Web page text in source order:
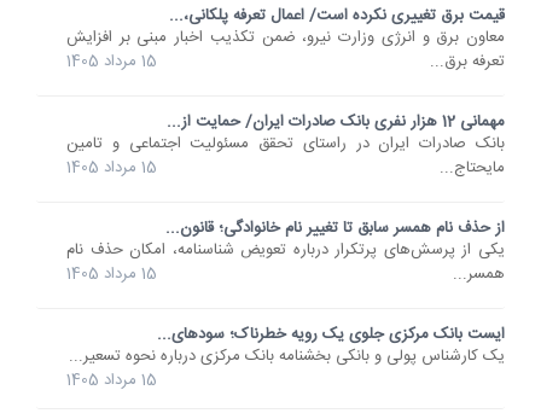
قیمت برق تغییری نکرده است/ اعمال تعرفه پلکانی،...
معاون برق و انرژی وزارت نیرو، ضمن تکذیب اخبار مبنی بر افزایش
تعرفه برق...
15 مرداد 1405
مهمانی 12 هزار نفری بانک صادرات ایران/ حمایت از...
​بانک صادرات ایران در راستای تحقق مسئولیت اجتماعی و تامین
مایحتاج...
15 مرداد 1405
از حذف نام همسر سابق تا تغییر نام خانوادگی؛ قانون...
یکی از پرسش‌های پرتکرار درباره تعویض شناسنامه، امکان حذف نام
همسر...
15 مرداد 1405
ایست بانک مرکزی جلوی یک رویه خطرناک؛ سودهای...
یک کارشناس پولی و بانکی بخشنامه بانک مرکزی درباره نحوه تسعیر...
15 مرداد 1405